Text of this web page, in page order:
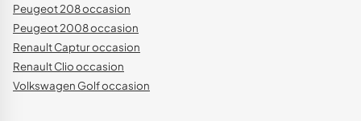
Peugeot 208 occasion
Peugeot 2008 occasion
Renault Captur occasion
Renault Clio occasion
Volkswagen Golf occasion